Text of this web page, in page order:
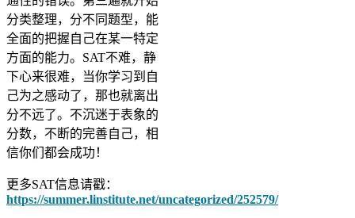
分类整理，分不同题型，能
全面的把握自己在某一特定
方面的能力。SAT不难，静
下心来很难，当你学习到自
己为之感动了，那也就离出
分不远了。不沉迷于表象的
分数，不断的完善自己，相
信你们都会成功！
更多SAT信息请戳：
https://summer.linstitute.net/uncategorized/252579/